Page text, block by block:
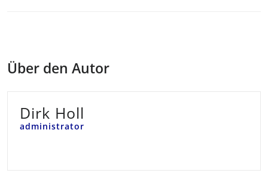
Über den Autor
Dirk Holl
administrator